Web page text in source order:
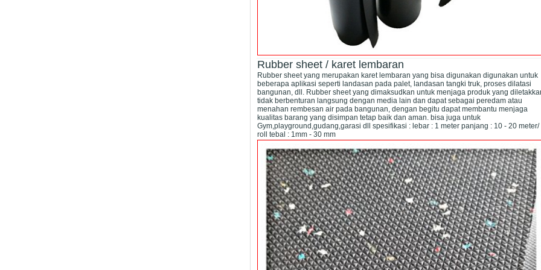
Rubber sheet / karet lembaran
Rubber sheet yang merupakan karet lembaran yang bisa digunakan digunakan untuk
beberapa aplikasi seperti landasan pada palet, landasan tangki truk, proses dilatasi
bangunan, dll. Rubber sheet yang dimaksudkan untuk menjaga produk yang
tidak berbenturan langsung dengan media lain dan dapat sebagai peredam atau
menahan rembesan air pada bangunan, dengan begitu dapat membantu menjaga
kualitas barang yang disimpan tetap baik dan aman. bisa juga untuk
Gym,playground,gudang,garasi dll spesifikasi : lebar : 1 meter panjang : 10 - 20 meter/
roll tebal : 1mm - 30 mm